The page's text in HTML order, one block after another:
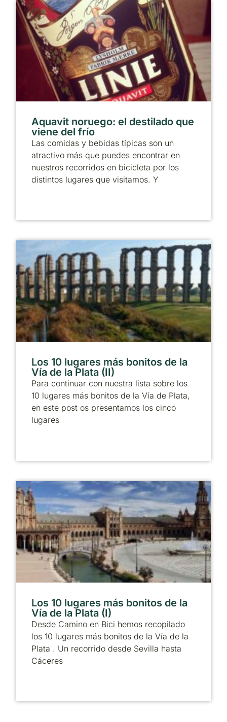
Aquavit noruego: el destilado que
viene del frío
Las comidas y bebidas típicas son un
atractivo más que puedes encontrar en
nuestros recorridos en bicicleta por los
distintos lugares que visitamos. Y
Los 10 lugares más bonitos de la
Vía de la Plata (II)
Para continuar con nuestra lista sobre los
10 lugares más bonitos de la Vía de Plata,
en este post os presentamos los cinco
lugares
Los 10 lugares más bonitos de la
Vía de la Plata (I)
Desde Camino en Bici hemos recopilado
los 10 lugares más bonitos de la Vía de la
Plata . Un recorrido desde Sevilla hasta
Cáceres